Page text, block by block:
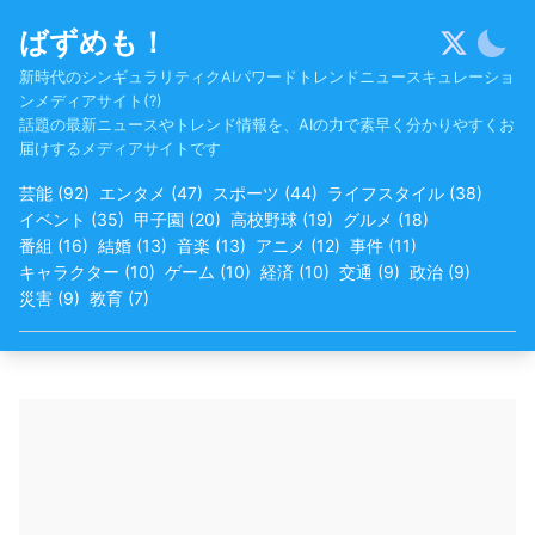
content
ばずめも！
新時代のシンギュラリティクAIパワードトレンドニュースキュレーショ
ンメディアサイト(?)
話題の最新ニュースやトレンド情報を、AIの力で素早く分かりやすくお
届けするメディアサイトです
芸能 (92) エンタメ (47) スポーツ (44) ライフスタイル (38)
イベント (35) 甲子園 (20) 高校野球 (19) グルメ (18)
番組 (16) 結婚 (13) 音楽 (13) アニメ (12) 事件 (11)
キャラクター (10) ゲーム (10) 経済 (10) 交通 (9) 政治 (9)
災害 (9) 教育 (7)